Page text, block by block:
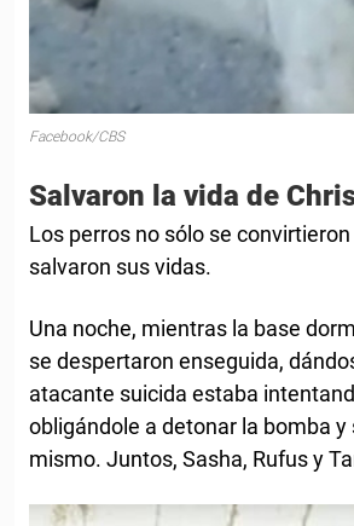
Facebook/CBS
Salvaron la vida de
Los perros no sólo se
salvaron sus vidas.
Una noche, mientras la base
se despertaron enseguida,
atacante suicida estaba
obligándole a detonar la bomba
mismo. Juntos, Sasha, Rufus y